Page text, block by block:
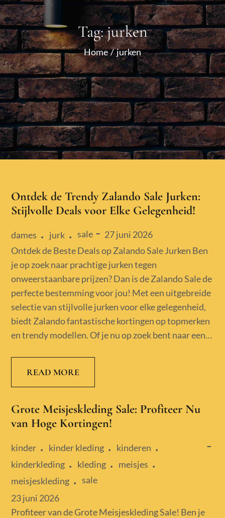
Tag:jurken
Home jurken
Ontdek de Trendy Zalando Sale Jurken:
Stijlvolle Deals voor Elke Gelegenheid!
dames jurk sale
Posted
on
27 juni 2026
Ontdek de Beste Deals op Zalando Sale Jurken Ben
je op zoek naar prachtige jurken tegen
onweerstaanbare prijzen? Dan is de Zalando Sale de
perfecte bestemming voor jou! Met een uitgebreide
selectie van stijlvolle jurken voor elke gelegenheid,
biedt Zalando fantastische kortingen op topmerken
en trendy modellen. Of je nu op zoek bent naar een…
READ MORE
Grote Meisjeskleding Sale: Profiteer Nu
van Hoge Kortingen!
kinder kinder kleding
kinderen
kinderkleding
kleding
meisjes
meisjeskleding
sale
Posted
on
23 juni 2026
Profiteer van de Grote Meisjeskleding Sale! Ben je